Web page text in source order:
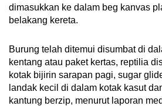
dimasukkan ke dalam beg kanvas
belakang kereta.
Burung telah ditemui disumbat di
kentang atau paket kertas, reptilia
kotak bijirin sarapan pagi, sugar
landak kecil di dalam kotak kasut
kantung berzip, menurut laporan